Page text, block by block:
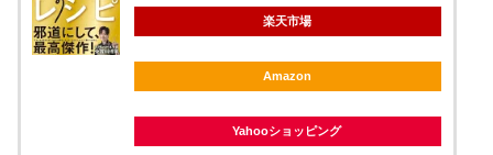
楽天市場
Amazon
Yahooショッピング